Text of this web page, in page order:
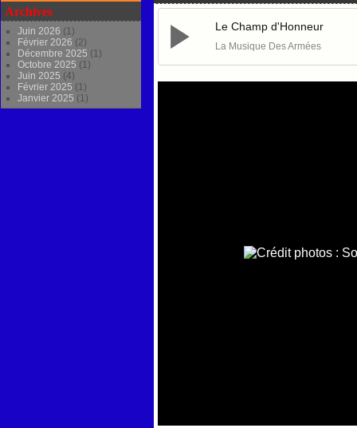
Archives
Juin 2026 (1)
Février 2026 (2)
Décembre 2025 (1)
Octobre 2025 (1)
Juin 2025 (4)
Février 2025 (1)
Janvier 2025 (1)
Le Champ d'Honneur
La Musique Des Armées